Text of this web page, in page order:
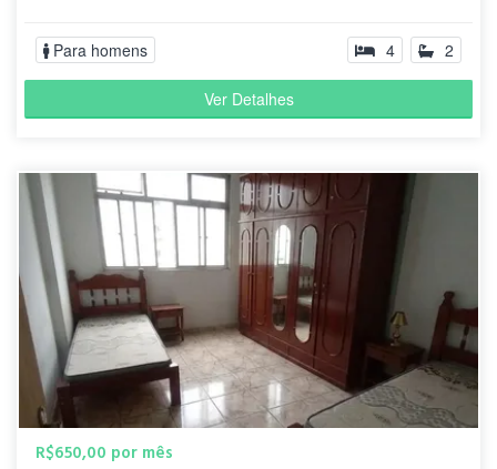
Para homens 4 2
Ver Detalhes
R$650,00 por mês